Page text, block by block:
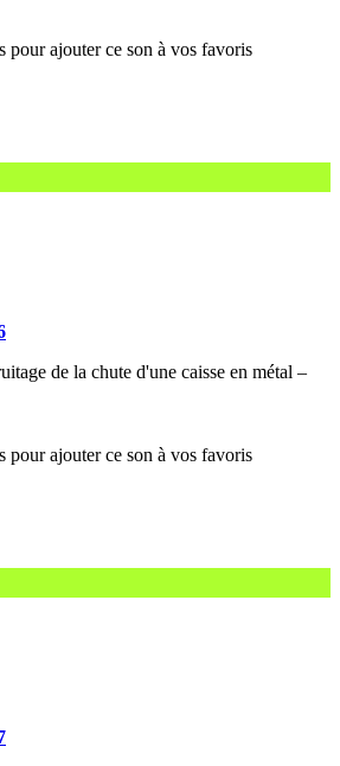
de la chute d'une caisse en métal –